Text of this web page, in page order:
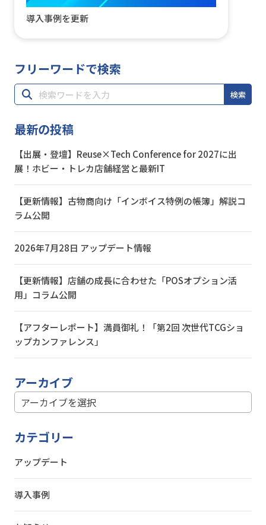
導入事例を更新
フリーワードで検索
検索
最新の投稿
【出展・登壇】Reuse×Tech Conference for 2027に出
展！ホビー・トレカ店舗経営と最新IT
【更新情報】古物商向け「インボイス特例の帳簿」解説コ
ラム公開
2026年7月28日 アップデート情報
【更新情報】店舗の成長に合わせた「POSオプション活
用」コラム公開
【アフターレポート】満員御礼！「第2回 次世代TCGショ
ップカンファレンス」
アーカイブ
カテゴリー
アップデート
導入事例